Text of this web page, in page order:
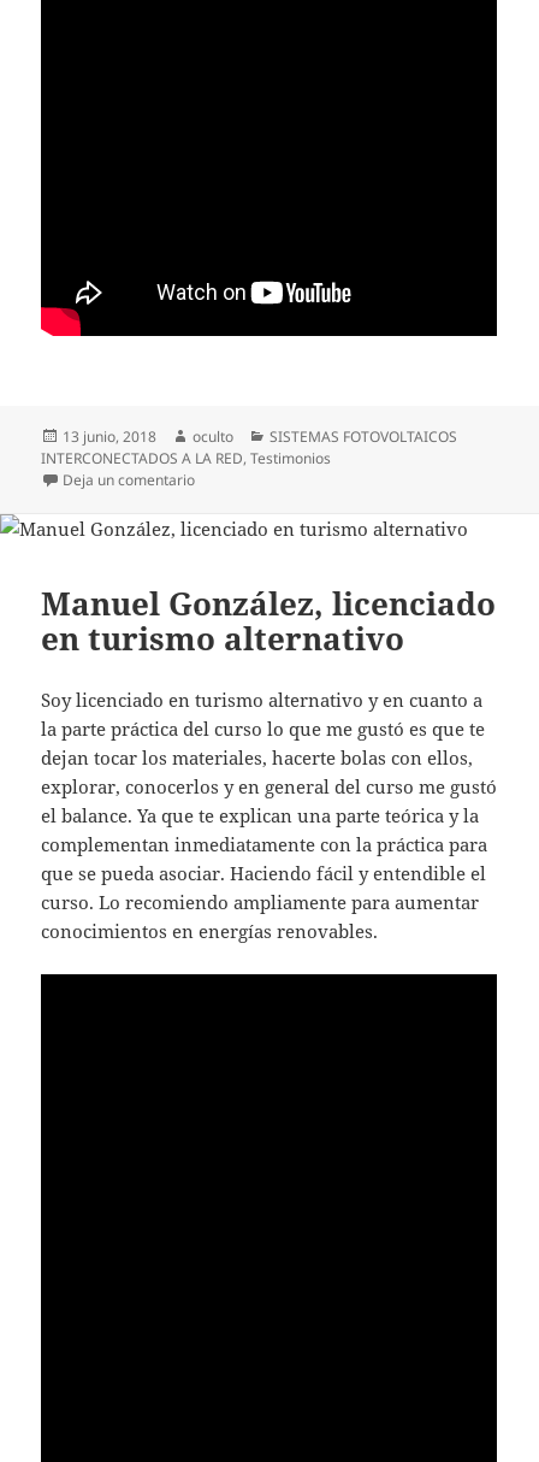
Publicado
el
13 junio, 2018 Autor
oculto Categorías
SISTEMAS FOTOVOLTAICOS
INTERCONECTADOS A LA RED,Testimonios
Deja un comentarioen José Manuel, Ingeniero eléctrico
Manuel González, licenciado
en turismo alternativo
Soy licenciado en turismo alternativo y en cuanto a
la parte práctica del curso lo que me gustó es que te
dejan tocar los materiales, hacerte bolas con ellos,
explorar, conocerlos y en general del curso me gustó
el balance. Ya que te explican una parte teórica y la
complementan inmediatamente con la práctica para
que se pueda asociar. Haciendo fácil y entendible el
curso. Lo recomiendo ampliamente para aumentar
conocimientos en energías renovables.